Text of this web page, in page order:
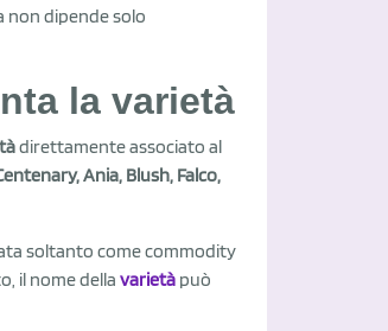
non dipende solo
la varietà
direttamente associato al
Ania, Blush, Falco,
soltanto come commodity
il nome della varietà può